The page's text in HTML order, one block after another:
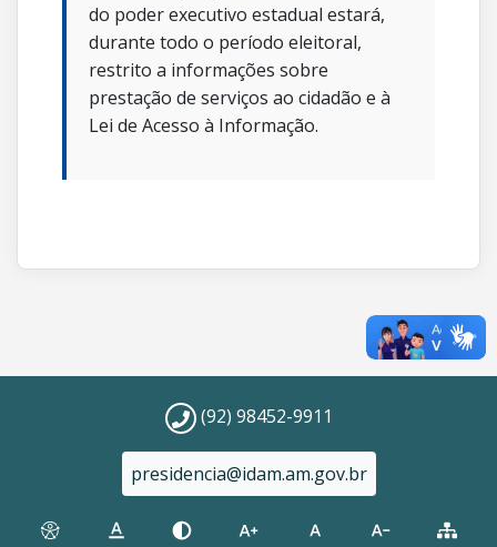
do poder executivo estadual estará,
durante todo o período eleitoral,
restrito a informações sobre
prestação de serviços ao cidadão e à
Lei de Acesso à Informação.
(92) 98452-9911
presidencia@idam.am.gov.br